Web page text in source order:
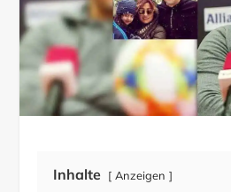
Inhalte Anzeigen